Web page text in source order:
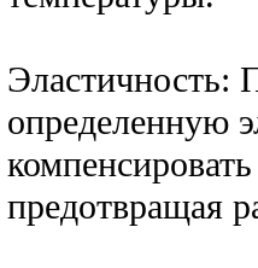
Эластичность:
определенную
предотвращая